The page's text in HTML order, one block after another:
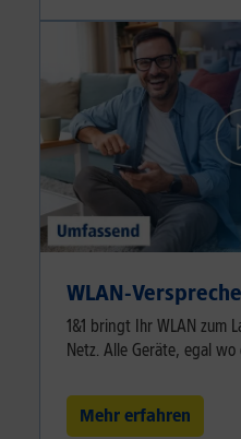
WLAN-
1&1 bringt Ihr WLAN zum
Netz. Alle Geräte, egal wo
Mehr erfahren